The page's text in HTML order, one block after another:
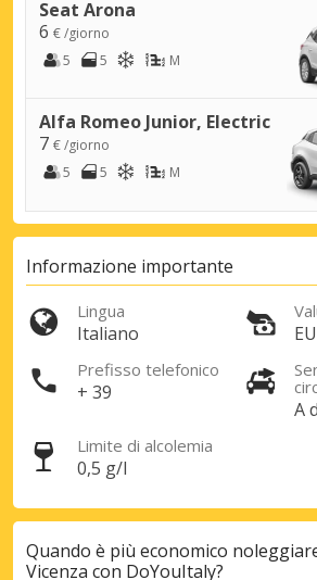
Seat Arona
6 € /giorno
5
5 M
Alfa Romeo Junior, Electric
7 € /giorno
5
5 M
Informazione importante
Lingua
Italiano
Prefisso telefonico
+ 39
A
Limite di alcolemia
0,5 g/l
Quando è più economico
Vicenza con DoYouItaly?
Accedi alle offerte esclusive